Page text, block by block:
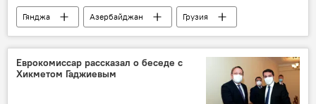
Гянджа Азербайджан
Грузия
Возвращение
Культура
Политика
Еврокомиссар рассказал о беседе с
Хикметом Гаджиевым